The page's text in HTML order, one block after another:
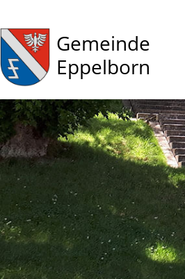
Gemeinde
Eppelborn